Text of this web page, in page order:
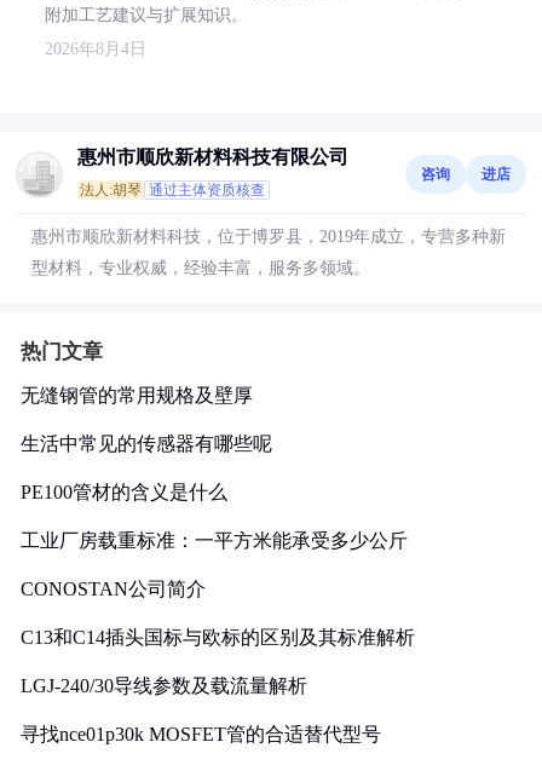
附加工艺建议与扩展知识。
2026年8月4日
惠州市顺欣新材料科技有限公司
法人:胡琴 通过主体资质核查
咨询 进店
惠州市顺欣新材料科技，位于博罗县，2019年成立，专营多种新
型材料，专业权威，经验丰富，服务多领域。
热门文章
无缝钢管的常用规格及壁厚
生活中常见的传感器有哪些呢
PE100管材的含义是什么
工业厂房载重标准：一平方米能承受多少公斤
CONOSTAN公司简介
C13和C14插头国标与欧标的区别及其标准解析
LGJ-240/30导线参数及载流量解析
寻找nce01p30k MOSFET管的合适替代型号